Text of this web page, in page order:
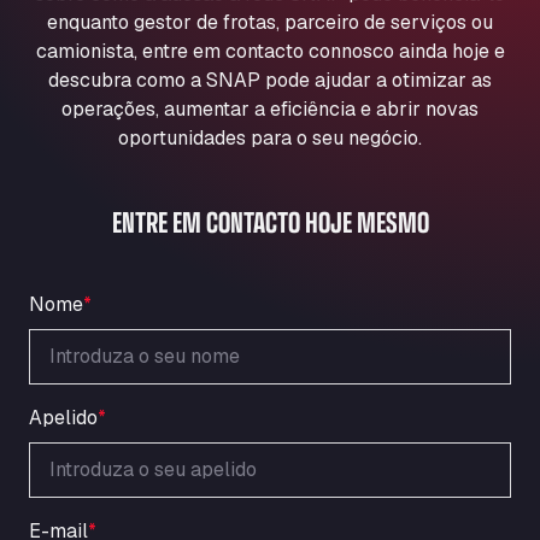
Aqua Ariva GmbH
Marie-Curie-Straße 24, 68219
Aral Autohof Bockel
An der Autobahn 1, 27404
ARAL Autohof Bockenem
ARAL Autohof Merklingen
Nellinger Str. 24, 89188
Schellweilerstraße 1, 66871
ARAL Tankstelle - XXL Truckwash.de
GmbH
Ardleigh South Services
a120 westbound, CO77SL
Area 47 Hermanos Rico
Autovia A4 km 47, 28300
enquanto gestor de frotas, parceiro de serviços ou
camionista, entre em contacto connosco ainda hoje e
descubra como a SNAP pode ajudar a otimizar as
operações, aumentar a eficiência e abrir novas
oportunidades para o seu negócio.
ENTRE EM CONTACTO HOJE MESMO
Nome*
Apelido*
E-mail*